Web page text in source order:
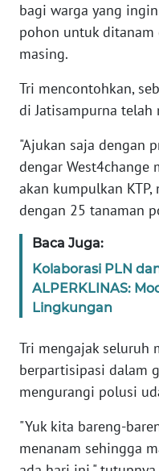
bagi warga yang
pohon untuk
masing.
Tri mencontohkan,
di Jatisampurna
"Ajukan saja dengan
dengar West4change
akan kumpulkan
dengan 25 tanaman
Baca Juga:
Kolaborasi PLN
ALPERKLINAS:
Lingkungan
Tri mengajak seluruh
berpartisipasi dalam
mengurangi polusi
"Yuk kita bareng-
menanam sehingga
WN
PAPUA
BARAT
WN
RIAU
SERAMBI
WN
JAMBI
WN
SULTRA
NTB
WN
WN